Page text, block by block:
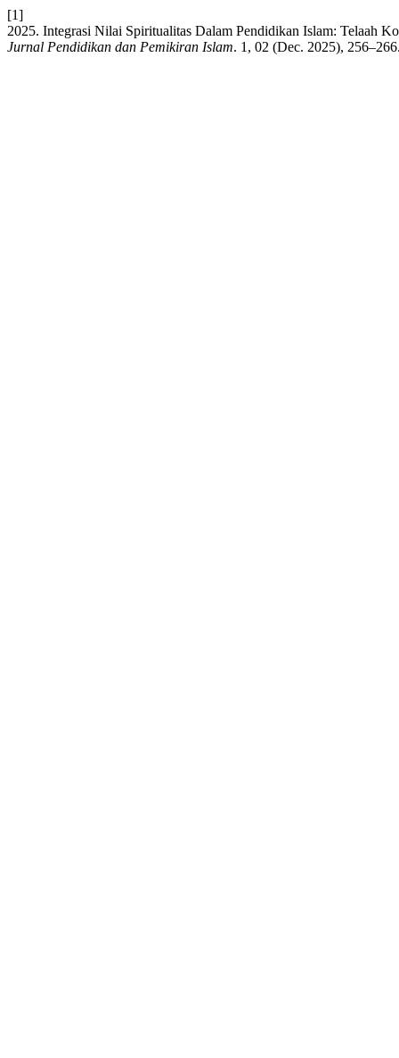
[1]
2025. Integrasi Nilai Spiritualitas Dalam Pendidikan Islam: Telaah
Jurnal Pendidikan dan Pemikiran Islam. 1, 02 (Dec. 2025),